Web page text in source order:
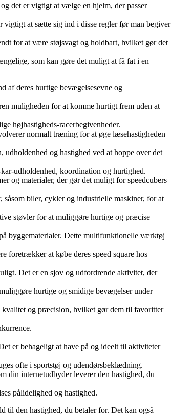
det er vigtigt at vælge en hjelm, der passer
at sætte sig ind i disse regler før man begiver
for at være støjsvagt og holdbart, hvilket gør det
som kan gøre det muligt at få fat i en
af deres hurtige bevægelsesevne og
muligheden for at komme hurtigt frem uden at
højhastigheds-racerbegivenheder.
normalt træning for at øge læsehastigheden
og hastighed ved at hoppe over det
udholdenhed, koordination og hurtighed.
og materialer, der gør det muligt for speedcubers
såsom biler, cykler og industrielle maskiner, for at
støvler for at muliggøre hurtige og præcise
byggematerialer. Dette multifunktionelle værktøj
foretrækker at købe deres speed square hos
Det er en sjov og udfordrende aktivitet, der
hurtige og smidige bevægelser under
kvalitet og præcision, hvilket gør dem til favoritter
er behageligt at have på og ideelt til aktiviteter
ofte i sportstøj og udendørsbeklædning.
din internetudbyder leverer den hastighed, du
pålidelighed og hastighed.
til den hastighed, du betaler for. Det kan også